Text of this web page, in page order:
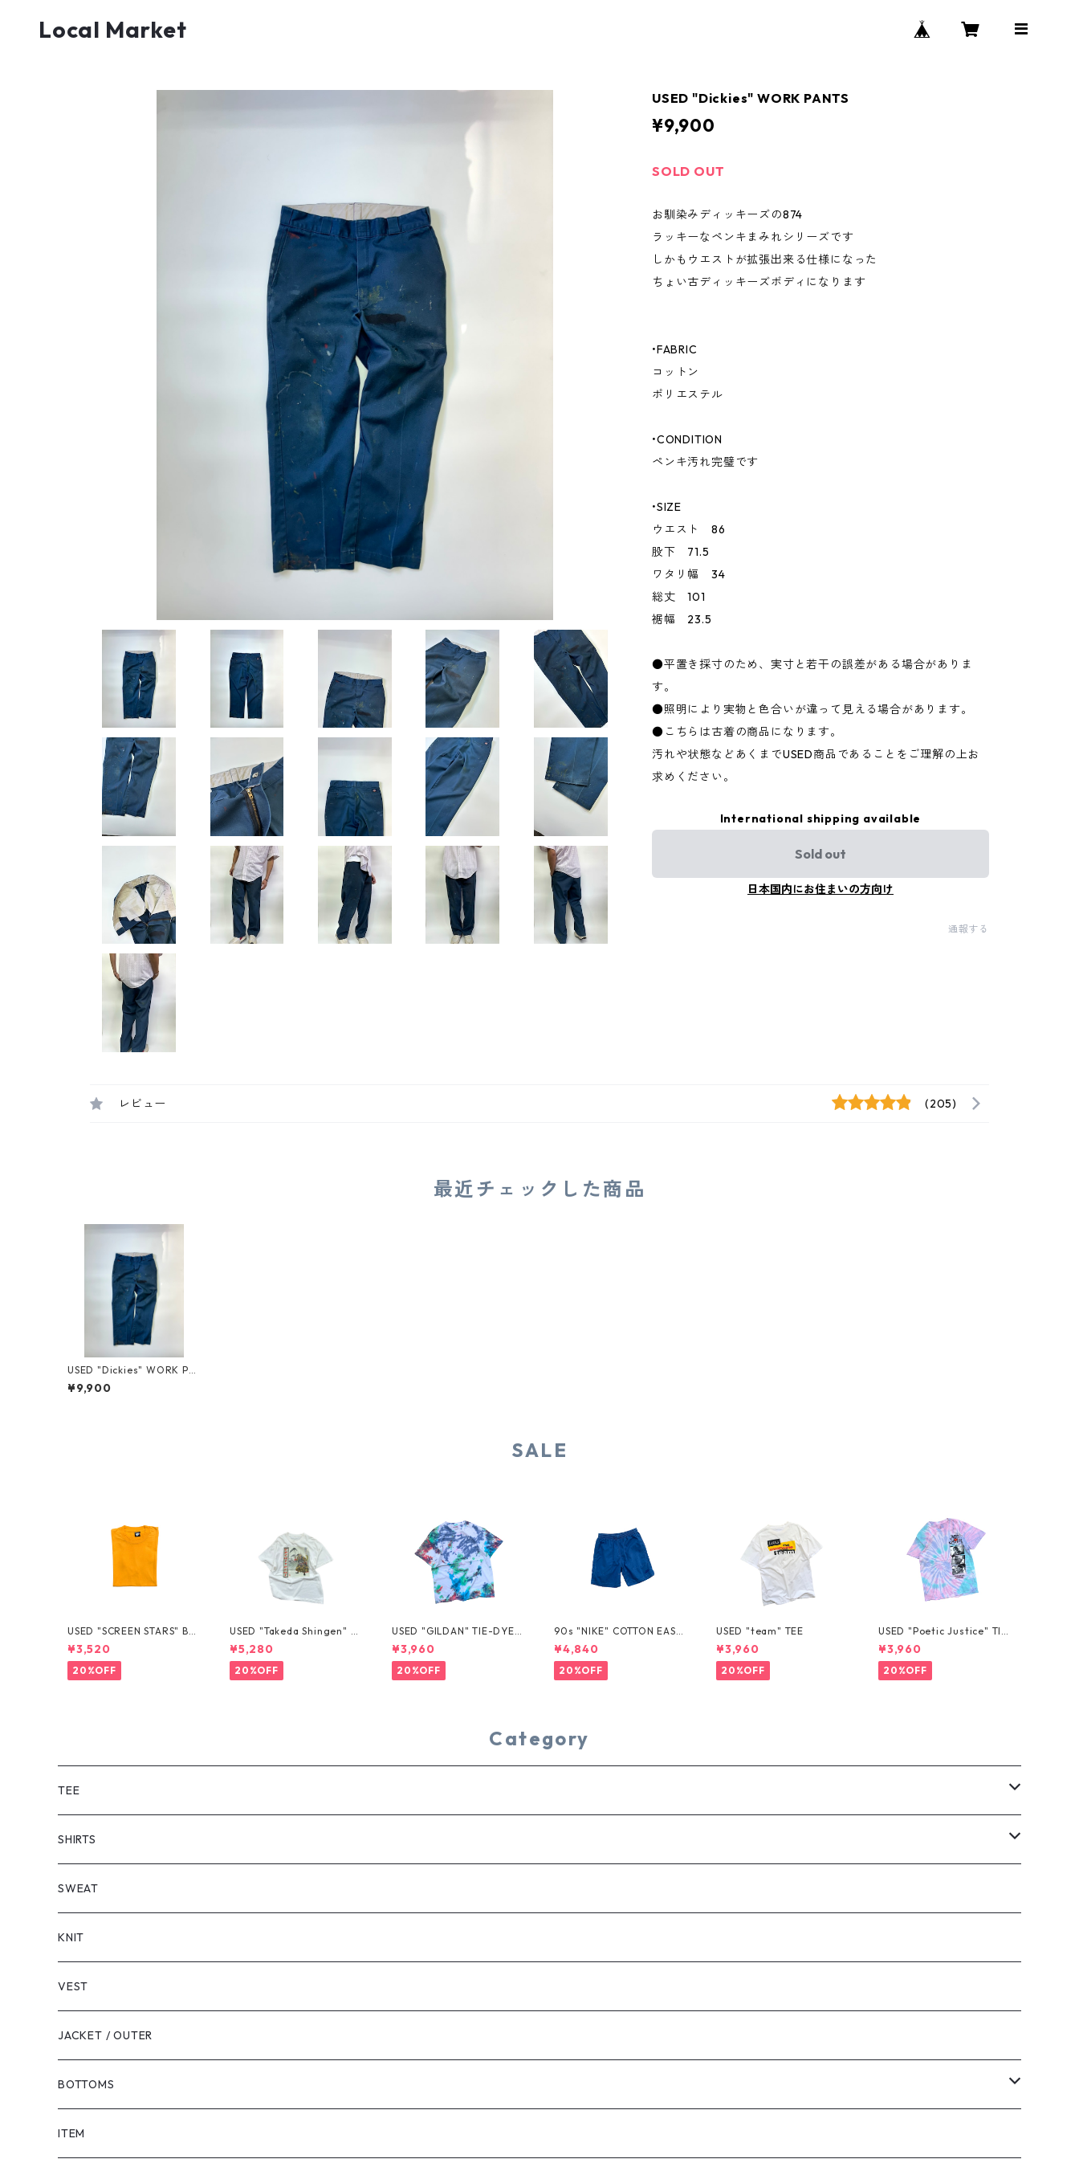
Local Market
USED "Dickies" WORK PANTS
¥9,900
SOLD OUT
お馴染みディッキーズの874
ラッキーなペンキまみれシリーズです
しかもウエストが拡張出来る仕様になった
ちょい古ディッキーズボディになります
•FABRIC
コットン
ポリエステル
•CONDITION
ペンキ汚れ完璧です
•SIZE
ウエスト 86
股下 71.5
ワタリ幅 34
総丈 101
裾幅 23.5
●平置き採寸のため、実寸と若干の誤差がある場合がありま
す。
●照明により実物と色合いが違って見える場合があります。
●こちらは古着の商品になります。
汚れや状態などあくまでUSED商品であることをご理解の上お
求めください。
International shipping available
Sold out
日本国内にお住まいの方向け
通報する
レビュー (205)
最近チェックした商品
USED "Dickies" WORK PA
NTS
¥9,900
SALE
USED "SCREEN STARS" BL
ANK TEE
¥3,520
20%OFF
USED "Takeda Shingen" T
EE
¥5,280
20%OFF
USED "GILDAN" TIE-DYE T
EE
¥3,960
20%OFF
90s "NIKE" COTTON EASY
SHORTS
¥4,840
20%OFF
USED "team" TEE
¥3,960
20%OFF
USED "Poetic Justice" TIE
-DYE TEE
¥3,960
20%OFF
Category
TEE
SHORT SLEEVE
LONG SLEEVE
SHIRTS
SHORT SLEEVE
LONG SLEEVE
SWEAT
KNIT
VEST
JACKET / OUTER
BOTTOMS
SHORTS
ITEM